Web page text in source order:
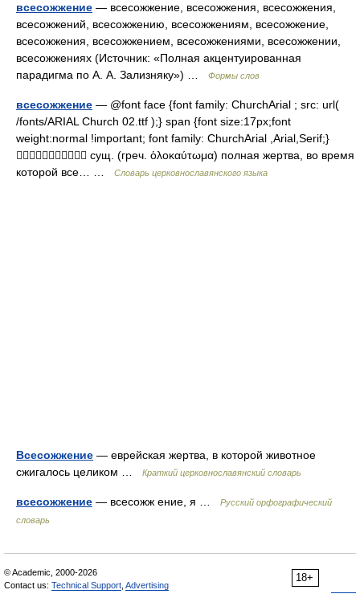
всесожжение — всесожжение, всесожжения, всесожжения,
всесожжений, всесожжению, всесожжениям, всесожжение,
всесожжения, всесожжением, всесожжениями, всесожжении,
всесожжениях (Источник: «Полная акцентуированная
парадигма по А. А. Зализняку») …
Формы слов
всесожжение — @font face {font family: ChurchArial ; src: url(
/fonts/ARIAL Church 02.ttf );} span {font size:17px;font
weight:normal !important; font family: ChurchArial ,Arial,Serif;}
 сущ. (греч. ὁλοκαύτωμα) полная жертва, во время
которой все… …
Словарь церковнославянского языка
Всесожжение — еврейская жертва, в которой животное
сжигалось целиком …
Краткий церковнославянский словарь
всесожжение — всесожж ение, я …
Русский орфографический
словарь
18+
© Academic, 2000-2026
Contact us: Technical Support Advertising